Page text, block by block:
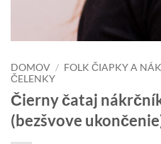
DOMOV / FOLK ČIAPKY A
ČELENKY
Čierny čataj
(bezšvove